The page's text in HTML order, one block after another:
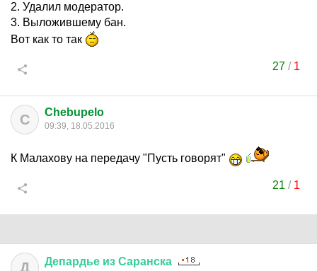
2. Удалил модератор.
3. Выложившему бан.
Вот как то так
27 / 1
C Chebupelo
09:39, 18.05.2016
К Малахову на передачу "Пусть говорят"
21 / 1
Д Депардье из Саранска